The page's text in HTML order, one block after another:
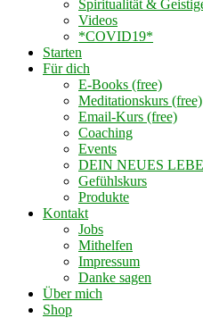
Spiritualität &
Videos
*COVID19*
Starten
Für dich
E-Books (free)
Meditationskurs (free)
Email-Kurs (free)
Coaching
Events
DEIN NEUES
Gefühlskurs
Produkte
Kontakt
Jobs
Mithelfen
Impressum
Danke sagen
Über mich
Shop